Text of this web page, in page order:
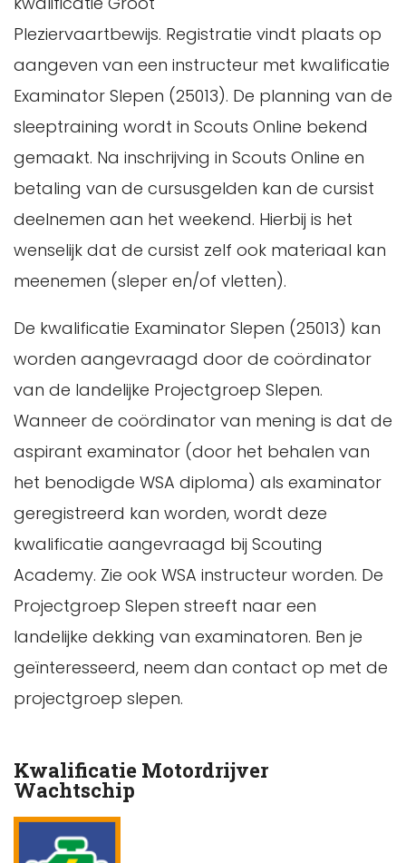
Pleziervaartbewijs. Registratie vindt plaats op
aangeven van een instructeur met kwalificatie
Examinator Slepen (25013). De planning van de
sleeptraining wordt in Scouts Online bekend
gemaakt. Na inschrijving in Scouts Online en
betaling van de cursusgelden kan de cursist
deelnemen aan het weekend. Hierbij is het
wenselijk dat de cursist zelf ook materiaal kan
meenemen (sleper en/of vletten).
De kwalificatie Examinator Slepen (25013) kan
worden aangevraagd door de coördinator
van de landelijke Projectgroep Slepen.
Wanneer de coördinator van mening is dat de
aspirant examinator (door het behalen van
het benodigde WSA diploma) als examinator
geregistreerd kan worden, wordt deze
kwalificatie aangevraagd bij Scouting
Academy. Zie ook WSA instructeur worden. De
Projectgroep Slepen streeft naar een
landelijke dekking van examinatoren. Ben je
geïnteresseerd, neem dan contact op met de
projectgroep slepen.
Kwalificatie Motordrijver
Wachtschip